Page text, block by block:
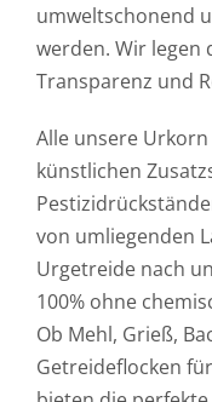
umweltschonend
werden. Wir legen
Transparenz und
Alle unsere
künstlichen
von umliegenden
Urgetreide nach
100% ohne
Ob Mehl, Grieß,
Getreideflocken